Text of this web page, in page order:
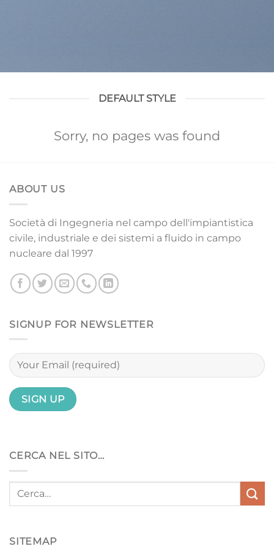
DEFAULT STYLE
Sorry, no pages was found
ABOUT US
Società di Ingegneria nel campo dell'impiantistica
civile, industriale e dei sistemi a fluido in campo
nucleare dal 1997
SIGNUP FOR NEWSLETTER
CERCA NEL SITO…
SITEMAP